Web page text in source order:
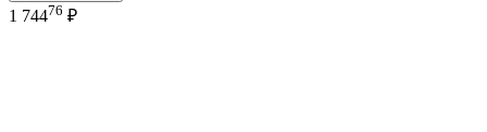
1 74476 ₽